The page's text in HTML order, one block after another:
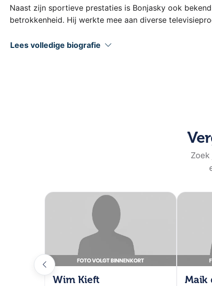
Naast zijn sportieve prestaties is Bonjasky ook
betrokkenheid. Hij werkte mee aan diverse
inspireren en te onderwijzen in discipline, respect en
Academy, met sportscholen in Almere en Hilversum.
hem een geloofwaardige spreker voor organisaties
tegenslagen. Hij deelt persoonlijke verhalen en
topsport en zakelijke uitdagingen. Deelnemers leren
obstakels. Deze onderwerpen zijn actueel voor
om hun grenzen te verleggen.
Remy Bonjasky is geschikt voor diverse
lezingen zijn relevant voor organisaties in elke sector
ontwikkeling. Voor meer informatie of om Remy
Lees volledige biografie
Wim Kieft Maik